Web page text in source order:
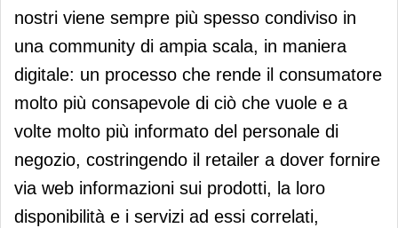
nostri viene sempre più spesso condiviso in
una community di ampia scala, in maniera
digitale: un processo che rende il consumatore
molto più consapevole di ciò che vuole e a
volte molto più informato del personale di
negozio, costringendo il retailer a dover fornire
via web informazioni sui prodotti, la loro
disponibilità e i servizi ad essi correlati,